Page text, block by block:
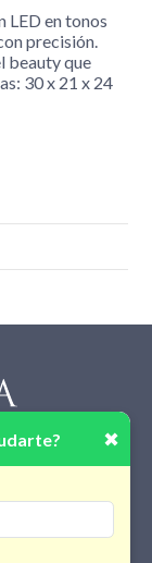
LED en tonos
precisión.
beauty que
30 x 21 x 24
✖